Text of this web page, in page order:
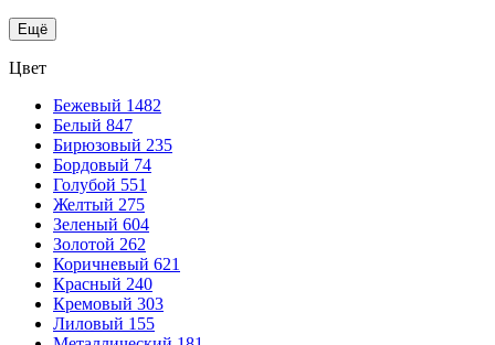
Ещё
Цвет
Бежевый 1482
Белый 847
Бирюзовый 235
Бордовый 74
Голубой 551
Желтый 275
Зеленый 604
Золотой 262
Коричневый 621
Красный 240
Кремовый 303
Лиловый 155